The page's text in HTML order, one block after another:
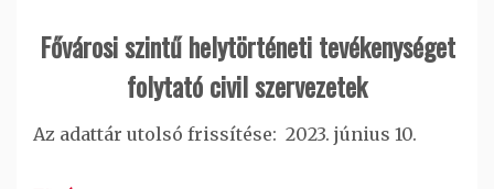
Fővárosi szintű helytörténeti tevékenységet
folytató civil szervezetek
Az adattár utolsó frissítése: 2023. június 10.